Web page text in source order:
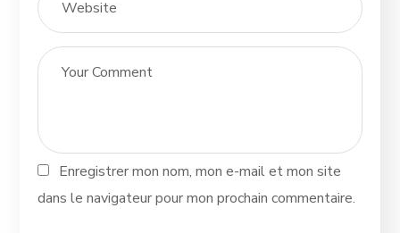
Enregistrer mon nom, mon e-mail et mon site
dans le navigateur pour mon prochain commentaire.